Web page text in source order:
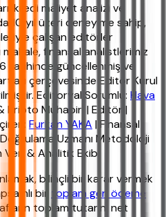
kredi maliyet analizi ve
10 yıl üzeri deneyime sahip,
çalışan editörler
makale, finansal analistlerimiz
tarihinde güncellenmiş ve
çerçevesinde Editör Kurul
Editoryal Sorumlu: Hava
Kripto Muhabiri | Editör |
Furkan YAKA | Finansal
Uzmanı Metodoloji
Veri & Analitik Ekibi
bilinçli bir karar vermek
bir toplam geri ödeme
toplam tutarını net